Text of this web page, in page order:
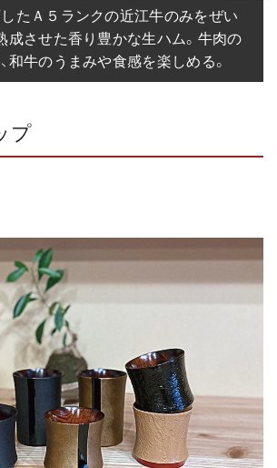
たＡ５ランクの近江牛のみをぜい
成させた香り豊かな生ハム。牛肉の
和牛のうまみや食感を楽しめる。
プ